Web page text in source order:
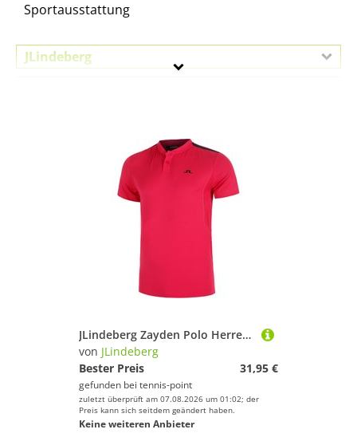
Sportausstattung
JLindeberg
JLindeberg Zayden Polo Herren - Berry
von JLindeberg
Bester Preis
31,95 €
gefunden bei tennis-point
zuletzt überprüft am 07.08.2026 um 01:02; der
Preis kann sich seitdem geändert haben.
Keine weiteren Anbieter